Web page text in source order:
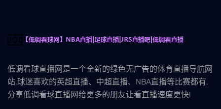
低调看球直播网是一个全新的绿色无广告的体育直播导航网
站,球迷喜欢的英超直播、中超直播、NBA直播等比赛都有,
分享低调看球直播网给更多的朋友让看直播速度更快!